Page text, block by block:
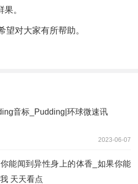
。
望对大家有所帮助。
音标_Pudding|环球微速讯
2023-06-07
能闻到异性身上的体香_如果你能
天天看点